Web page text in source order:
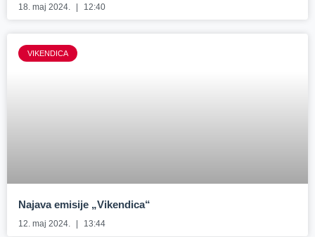
18. maj 2024. 12:40
VIKENDICA
Najava emisije „Vikendica“
12. maj 2024. 13:44